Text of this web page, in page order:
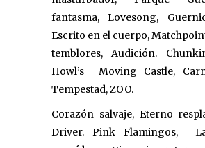
fantasma, Lovesong,
Escrito en el cuerpo,
temblores, Audición.
Howl’s Moving Castle,
Tempestad, ZOO.
Corazón salvaje, Eterno
Driver. Pink Flamingos,